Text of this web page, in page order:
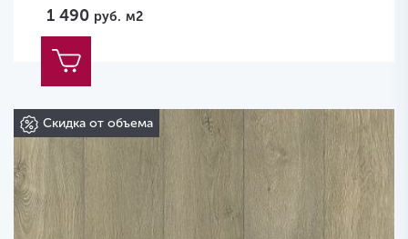
1 490 руб. м2
Скидка от объема